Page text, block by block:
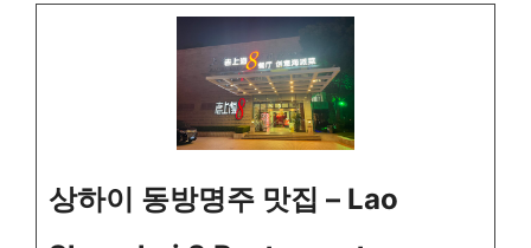
상하이 동방명주 맛집 – Lao